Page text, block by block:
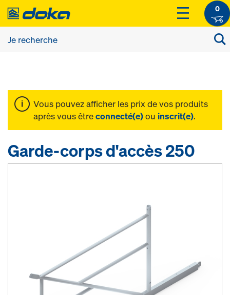
0
Vous pouvez afficher les prix de vos produits
après vous êtreconnecté(e)ou inscrit(e).
Garde-corps d'accès 250